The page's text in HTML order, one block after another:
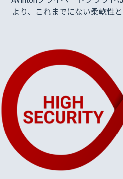
より、これまでにない柔軟性